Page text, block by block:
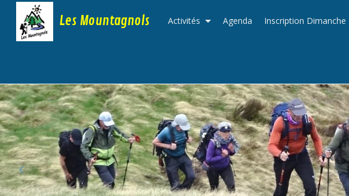
Les Mountagnols Activités Agenda Inscription Dimanche
‹